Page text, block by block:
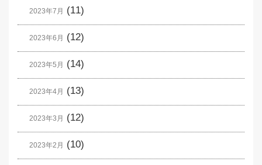
2023年7月 (11)
2023年6月 (12)
2023年5月 (14)
2023年4月 (13)
2023年3月 (12)
2023年2月 (10)